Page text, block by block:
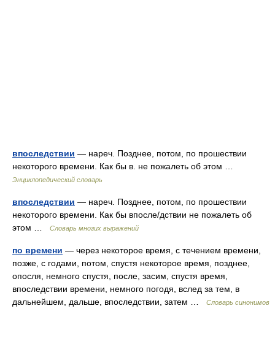
впоследствии — нареч. Позднее, потом, по прошествии
некоторого времени. Как бы в. не пожалеть об этом …
Энциклопедический словарь
впоследствии — нареч. Позднее, потом, по прошествии
некоторого времени. Как бы впосле/дствии не пожалеть об
этом …
Словарь многих выражений
по времени — через некоторое время, с течением времени,
позже, с годами, потом, спустя некоторое время, позднее,
опосля, немного спустя, после, засим, спустя время,
впоследствии времени, немного погодя, вслед за тем, в
дальнейшем, дальше, впоследствии, затем …
Словарь синонимов